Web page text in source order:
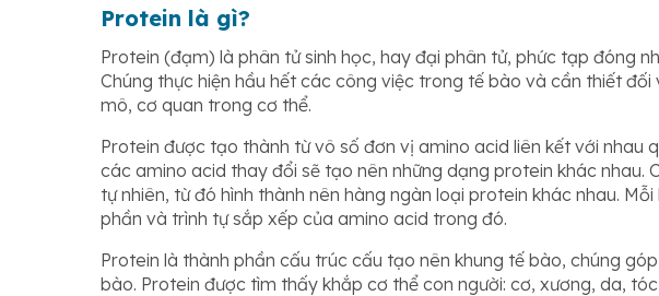
Protein là gì?
Protein (đạm) là phân tử sinh học, hay đại phân tử, phức tạp đóng
Chúng thực hiện hầu hết các công việc trong tế bào và cần thiết
mô, cơ quan trong cơ thể.
Protein được tạo thành từ vô số đơn vị amino acid liên kết với nhau
các amino acid thay đổi sẽ tạo nên những dạng protein khác nhau.
tự nhiên, từ đó hình thành nên hàng ngàn loại protein khác nhau.
phần và trình tự sắp xếp của amino acid trong đó.
Protein là thành phần cấu trúc cấu tạo nên khung tế bào, chúng
bào. Protein được tìm thấy khắp cơ thể con người: cơ, xương, da,